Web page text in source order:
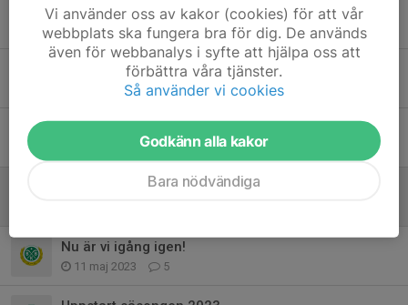
Sammandrag födda 2016/17!
28 aug 2023 0
Sammandrag för våra yngsta spelare!
26 aug 2023 0
0
Regnet till trots!
Nu är vi igång igen!
11 maj 2023 5
Vi använder oss av kakor (cookies) för att vår
webbplats ska fungera bra för dig. De används
även för webbanalys i syfte att hjälpa oss att
förbättra våra tjänster.
Så använder vi cookies
Godkänn alla kakor
Bara nödvändiga